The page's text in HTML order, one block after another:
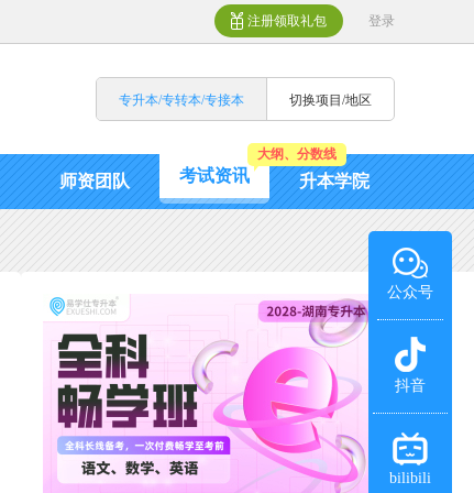
注册领取礼包 登录
专升本/专转本/专接本 切换项目/地区
师资团队 考试资讯
大纲、分数线
升本学院
公众号
抖音
bilibili